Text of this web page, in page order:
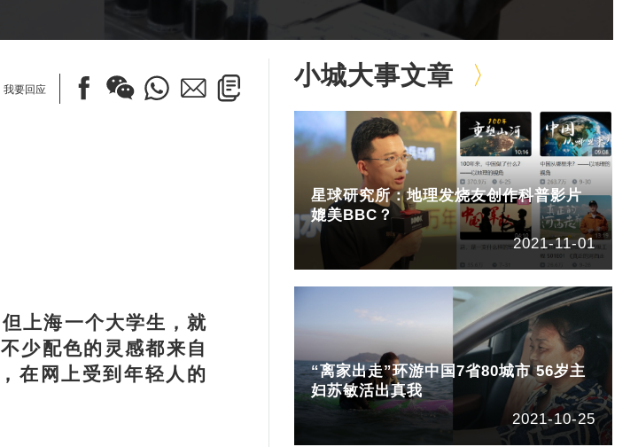
我要回应
上海一个大学生，就
少配色的灵感都来自
在网上受到年轻人的
小城大事文章
星球研究所：地理发烧友创作科普影片
媲美BBC？
2021-11-01
“离家出走”环游中国7省80城市 56岁主
妇苏敏活出真我
2021-10-25